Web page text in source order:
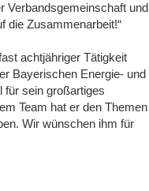
Verbandsgemeinschaft und
die Zusammenarbeit!“
achtjähriger Tätigkeit
Bayerischen Energie- und
für sein großartiges
Team hat er den Themen
Wir wünschen ihm für